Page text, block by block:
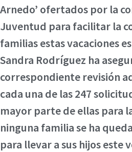
Arnedo’ ofertados por la
Juventud para facilitar la
familias estas vacaciones
Sandra Rodríguez ha
correspondiente revisión
cada una de las 247
mayor parte de ellas para
ninguna familia se ha
para llevar a sus hijos este